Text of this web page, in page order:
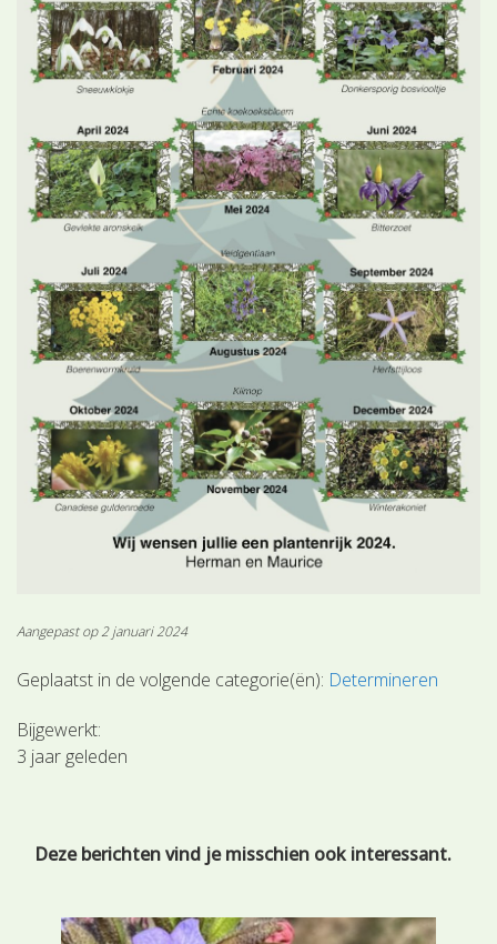
Aangepast op 2 januari 2024
Geplaatst in de volgende categorie(ën): Determineren
Bijgewerkt:
3 jaar geleden
Deze berichten vind je misschien ook interessant.